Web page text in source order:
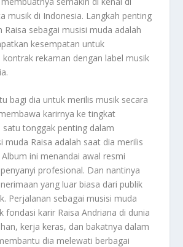
musik di Indonesia. Langkah penting
Raisa sebagai musisi muda adalah
kesempatan untuk
rekaman dengan label musik
bagi dia untuk merilis musik secara
karirnya ke tingkat
satu tonggak penting dalam
muda Raisa adalah saat dia merilis
ini menandai awal resmi
profesional. Dan nantinya
yang luar biasa dari publik
Perjalanan sebagai musisi muda
fondasi karir Raisa Andriana di dunia
kerja keras, dan bakatnya dalam
dia melewati berbagai